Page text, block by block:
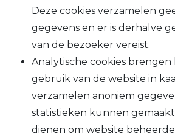
Deze cookies verzamelen
gegevens en er is derhalve
van de bezoeker vereist.
Analytische cookies
gebruik van de website in
verzamelen anoniem
statistieken kunnen
dienen om website